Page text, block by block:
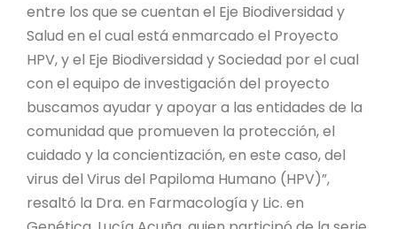
entre los que se cuentan el Eje Biodiversidad y
Salud en el cual está enmarcado el Proyecto
HPV, y el Eje Biodiversidad y Sociedad por el cual
con el equipo de investigación del proyecto
buscamos ayudar y apoyar a las entidades de la
comunidad que promueven la protección, el
cuidado y la concientización, en este caso, del
virus del Virus del Papiloma Humano (HPV)”,
resaltó la Dra. en Farmacología y Lic. en